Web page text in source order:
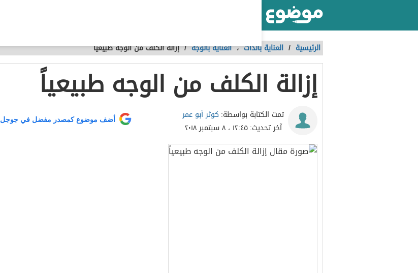
الرئيسية / العناية بالذات،العناية بالوجه /إزالة الكلف من الوجه طبيعياً
إزالة الكلف من الوجه طبيعياً
تمت الكتابة بواسطة: كوثر أبو عمر
آخر تحديث:١٢:٤٥ ، ٨ سبتمبر ٢٠١٨
أضف موضوع كمصدر مفضل في جوجل